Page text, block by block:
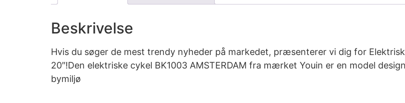
Beskrivelse
Hvis du søger de mest trendy nyheder på markedet, præsenterer vi dig for Elektrisk
20″!Den elektriske cykel BK1003 AMSTERDAM fra mærket Youin er en model
bymiljø